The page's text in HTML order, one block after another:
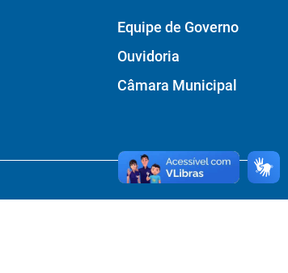
Equipe de Governo
Ouvidoria
Câmara Municipal